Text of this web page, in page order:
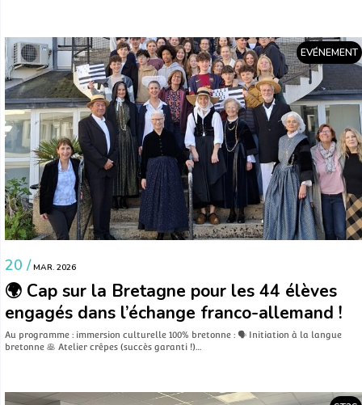
EVÉNEMENT
20 / MAR. 2026
🌍 Cap sur la Bretagne pour les 44 élèves
engagés dans l’échange franco-allemand !
Au programme : immersion culturelle 100% bretonne : 🗣️ Initiation à la langue
bretonne 🥞 Atelier crêpes (succès garanti !)…